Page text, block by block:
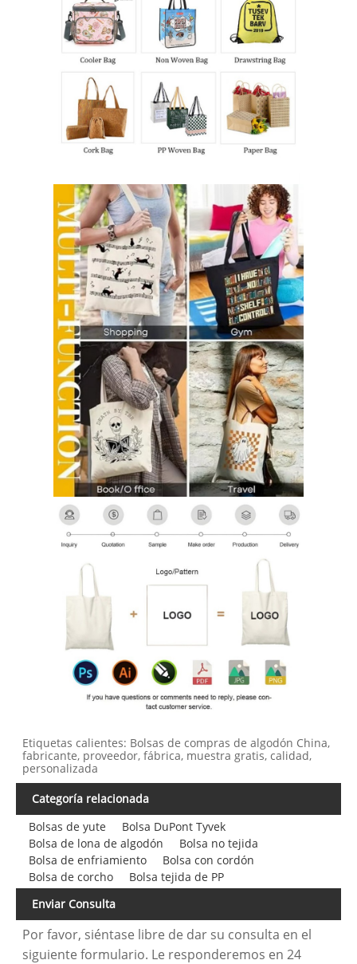
Etiquetas calientes: Bolsas de compras de algodón China,
fabricante, proveedor, fábrica, muestra gratis, calidad,
personalizada
Categoría relacionada
Bolsas de yute
Bolsa DuPont Tyvek
Bolsa de lona de algodón
Bolsa no tejida
Bolsa de enfriamiento
Bolsa con cordón
Bolsa de corcho
Bolsa tejida de PP
Enviar Consulta
Por favor, siéntase libre de dar su consulta en el
siguiente formulario. Le responderemos en 24